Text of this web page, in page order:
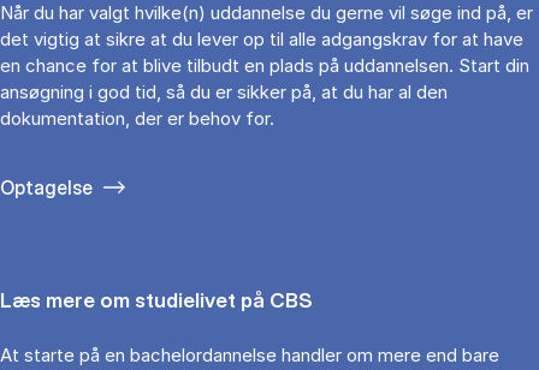
Når du har valgt hvilke(n) uddannelse du gerne vil søge ind på, er
det vigtig at sikre at du lever op til alle adgangskrav for at have
en chance for at blive tilbudt en plads på uddannelsen. Start din
ansøgning i god tid, så du er sikker på, at du har al den
dokumentation, der er behov for.
Optagelse
Læs mere om studielivet på CBS
At starte på en bachelordannelse handler om mere end bare